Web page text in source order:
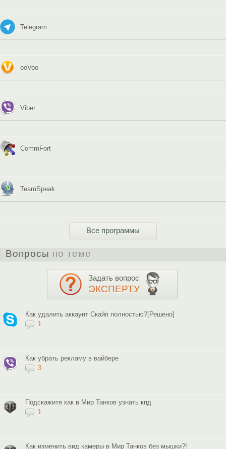
Telegram
ooVoo
Viber
CommFort
TeamSpeak
Все программы
Вопросы по теме
Задать вопрос
ЭКСПЕРТУ
Как удалить аккаунт Скайп полностью?[Решено]
1
Как убрать рекламу в вайбере
3
Подскажите как в Мир Танков узнать кпд
1
Как изменить вид камеры в Мир Танков без мышки?!